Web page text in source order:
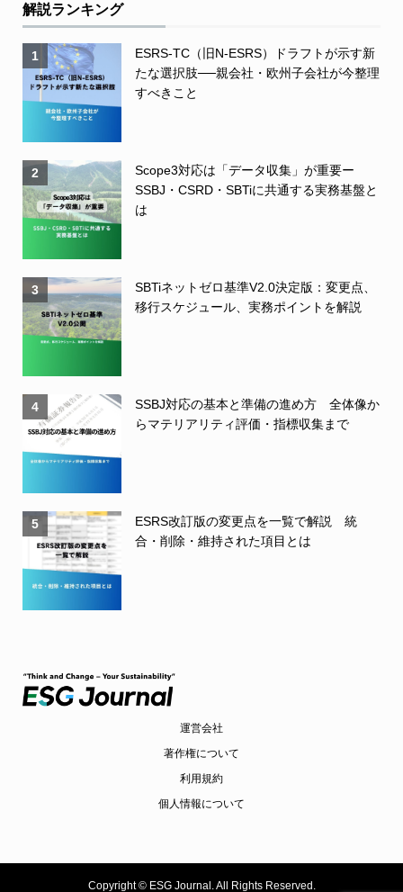
解説ランキング
1
ESRS-TC（旧N-ESRS）ドラフトが示す新
たな選択肢──親会社・欧州子会社が今整理
すべきこと
2
Scope3対応は「データ収集」が重要ー
SSBJ・CSRD・SBTiに共通する実務基盤と
は
3
SBTiネットゼロ基準V2.0決定版：変更点、
移行スケジュール、実務ポイントを解説
4
SSBJ対応の基本と準備の進め方 全体像か
らマテリアリティ評価・指標収集まで
5
ESRS改訂版の変更点を一覧で解説 統
合・削除・維持された項目とは
運営会社
著作権について
利用規約
個人情報について
Copyright ©ESG Journal. All Rights Reserved.